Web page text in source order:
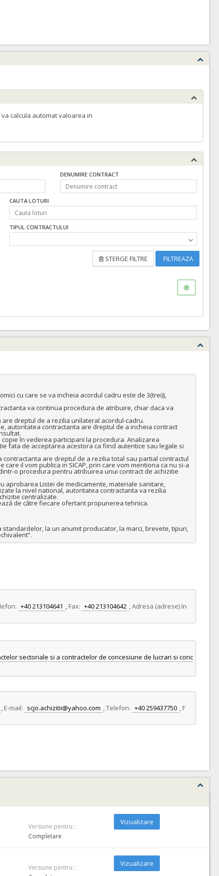
calcula automat valoarea in
DENUMIRE CONTRACT
CAUTA LOTURI
TIPUL CONTRACTULUI
STERGE FILTRE FILTREAZA
cu care se va incheia acordul cadru este de 3(trei)),
va continua procedura de atribuire, chiar daca va
dreptul de a rezilia unilateral acordul-cadru.
autoritatea contractanta are dreptul de a incheia contract
în vederea participarii la procedura. Analizarea
fata de acceptarea acestora ca fiind autentice sau legale si
are dreptul de a rezilia total sau partial contractul
il vom publica in SICAP, prin care vom mentiona ca nu si-a
o procedura pentru atribuirea unui contract de achizitie
aprobarea Listei de medicamente, materiale sanitare,
la nivel national, autoritatea contractanta va rezilia
centralizate.
de către fiecare ofertant propunerea tehnica.
la un anumit producator, la marci, brevete, tipuri,
+40 213104641 , Fax: +40 213104642 ,Adresa (adrese) In
sectoriale si a contractelor de concesiune de lucrari si conc
, E-mail: scjo.achizitii@yahoo.com ,Telefon: +40 259437750 , F
Versiune pentru: :
Completare
Vizualizare
Versiune pentru: :
Vizualizare